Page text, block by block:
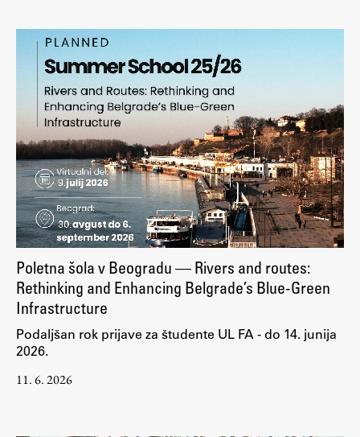
Alumni
Knjižnica
Mednarodno sodelovanje
Članstva v združenjih
Konzorciji
Tržna dejavnost
Kontakti
Intranet UL FA
Intranet UL
Osebni portal FIORI
Spletni arhiv DEPO
Poletna šola v Beogradu — Rivers and routes:
Rethinking and Enhancing Belgrade’s Blue-Green
Infrastructure
Podaljšan rok prijave za študente UL FA - do 14. junija
2026.
11. 6. 2026